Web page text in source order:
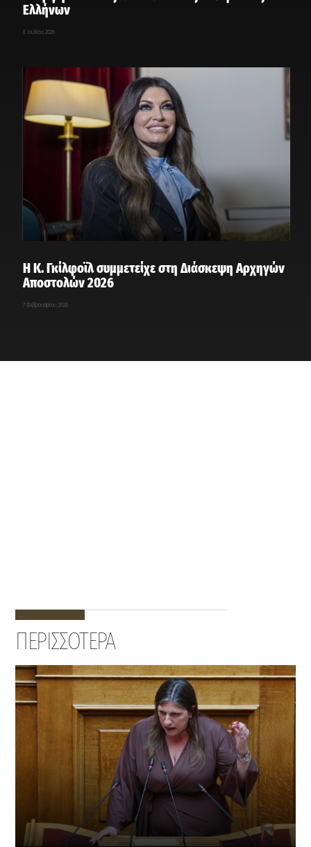
Ελλήνων
8 Ιουλίου, 2026
Η Κ. Γκίλφοϊλ συμμετείχε στη Διάσκεψη Αρχηγών
Αποστολών 2026
7 Φεβρουαρίου, 2026
ΠΕΡΙΣΣΟΤΕΡΑ